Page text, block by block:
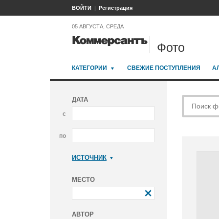
ВОЙТИ Регистрация
05 АВГУСТА, СРЕДА
Фото
КАТЕГОРИИ СВЕЖИЕ ПОСТУПЛЕНИЯ
ДАТА
с
по
ИСТОЧНИК
МЕСТО
АВТОР